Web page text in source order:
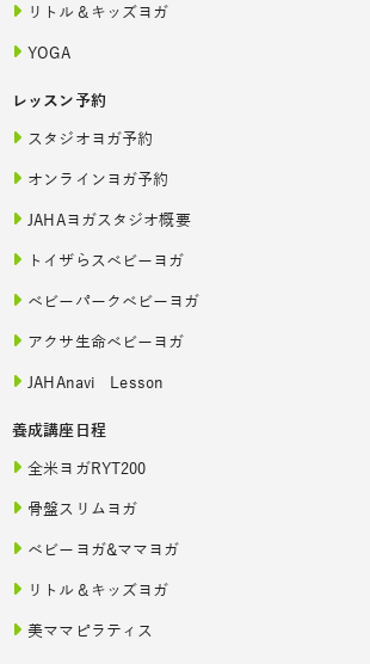
リトル＆キッズヨガ
YOGA
レッスン予約
スタジオヨガ予約
オンラインヨガ予約
JAHAヨガスタジオ概要
トイザらスベビーヨガ
ベビーパークベビーヨガ
アクサ生命ベビーヨガ
JAHAnavi Lesson
養成講座日程
全米ヨガRYT200
骨盤スリムヨガ
ベビーヨガ&ママヨガ
リトル＆キッズヨガ
美ママピラティス